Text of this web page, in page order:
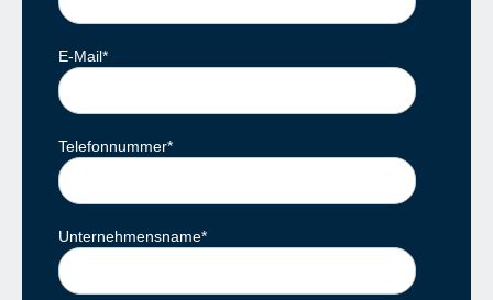
E-Mail*
Telefonnummer*
Unternehmensname*